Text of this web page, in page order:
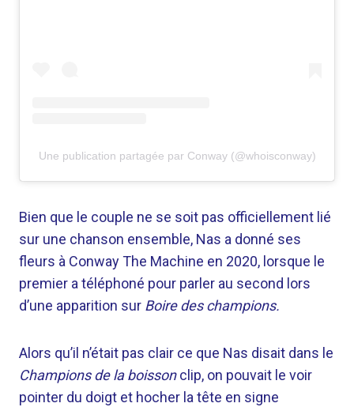
Une publication partagée par Conway (@whoisconway)
Bien que le couple ne se soit pas officiellement lié
sur une chanson ensemble, Nas a donné ses
fleurs à Conway The Machine en 2020, lorsque le
premier a téléphoné pour parler au second lors
d’une apparition sur Boire des champions.
Alors qu’il n’était pas clair ce que Nas disait dans le
Champions de la boissonclip, on pouvait le voir
pointer du doigt et hocher la tête en signe